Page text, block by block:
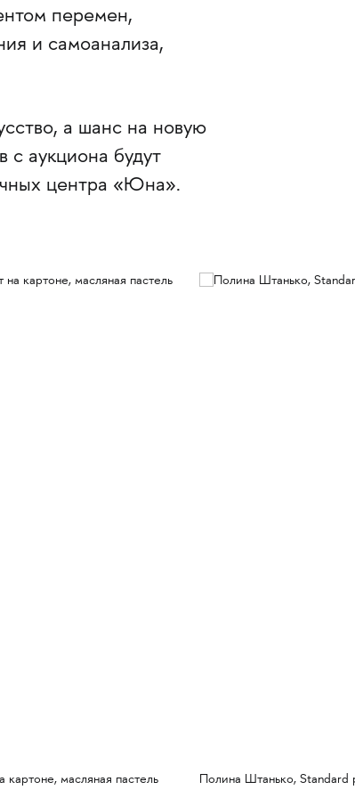
перемен,
и самоанализа,
а шанс на новую
с аукциона будут
центра «Юна».
масляная пастель Полина Штанько, Standard